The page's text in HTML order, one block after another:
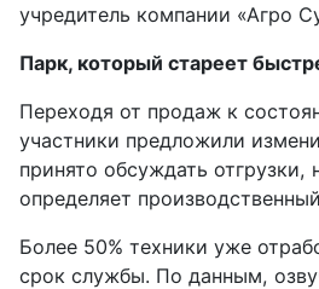
учредитель компании «Агро
Парк, который стареет
Переходя от продаж к
участники предложили
принято обсуждать отгрузки,
определяет
Более 50% техники уже
срок службы. По данным,